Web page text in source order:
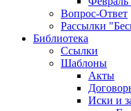
Вопрос-Ответ
Рассылки
Библиотека
Ссылки
Шаблоны
Акты
Иски и